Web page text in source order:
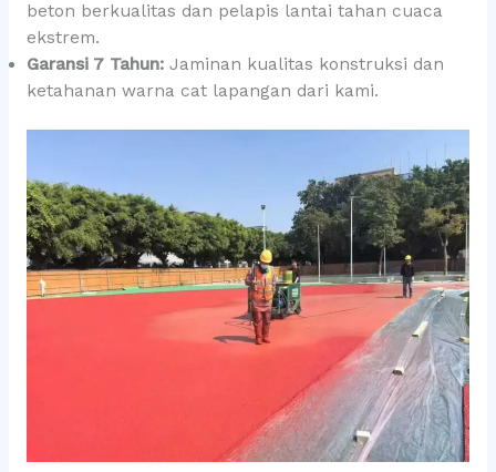
beton berkualitas dan pelapis lantai tahan cuaca
ekstrem.
Garansi 7 Tahun:Jaminan kualitas konstruksi dan
ketahanan warna cat lapangan dari kami.